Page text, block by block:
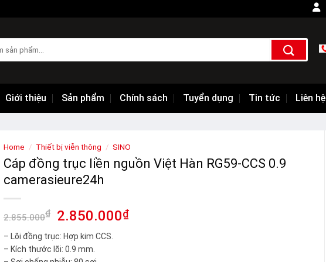
Giới thiệu Sản phẩm Chính sách Tuyển dụng Tin tức Liên hệ
Home / Thiết bị viễn thông / SINO
Cáp đồng trục liền nguồn Việt Hàn RG59-CCS 0.9
camerasieure24h
2.855.000₫ 2.850.000₫
– Lõi đồng trục: Hợp kim CCS.
– Kích thước lõi: 0.9 mm.